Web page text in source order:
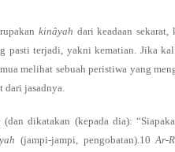
kinâyah dari keadaan
pasti terjadi, yakni kematian. Jika
melihat sebuah peristiwa yang
dari jasadnya.
(dan dikatakan (kepada dia):
(jampi-jampi, pengobatan).10Ar-